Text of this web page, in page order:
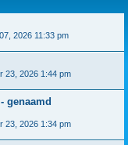
2026 11:33 pm
23, 2026 1:44 pm
genaamd
23, 2026 1:34 pm